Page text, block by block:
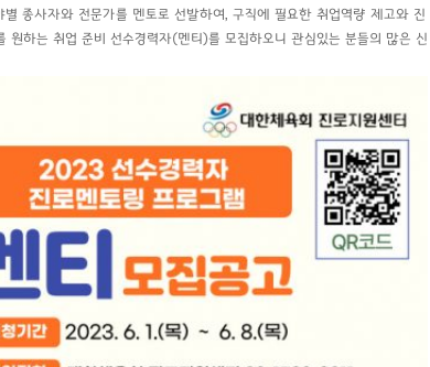
별 종사자와 전문가를 멘토로 선발하여, 구직에 필요한 취업역량 제고와 진
하는 취업 준비 선수경력자(멘티)를 모집하오니 관심있는 분들의 많은 신